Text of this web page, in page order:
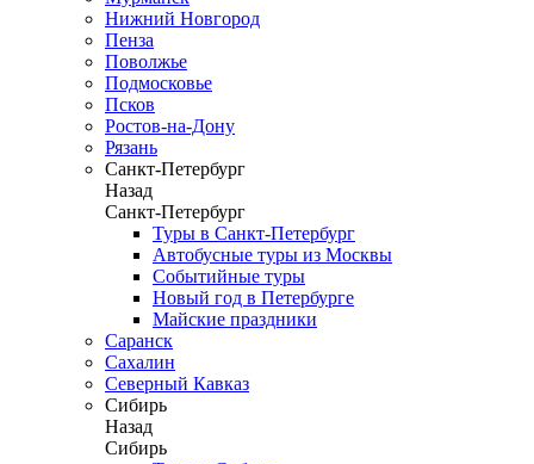
Нижний Новгород
Пенза
Поволжье
Подмосковье
Псков
Ростов-на-Дону
Рязань
Санкт-Петербург
Назад
Санкт-Петербург
Туры в Санкт-Петербург
Автобусные туры из Москвы
Событийные туры
Новый год в Петербурге
Майские праздники
Саранск
Сахалин
Северный Кавказ
Сибирь
Назад
Сибирь